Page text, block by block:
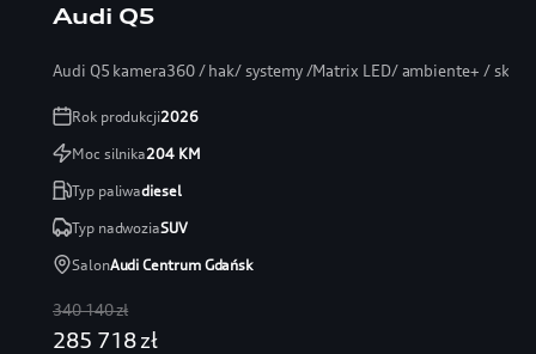
Audi Q5
Audi Q5 kamera360 / hak/ systemy /Matrix LED/ ambiente+ / skóra
Rok produkcji2026
Moc silnika204KM
Typ paliwadiesel
Typ nadwoziaSUV
SalonAudi Centrum Gdańsk
340 140 zł
285 718 zł